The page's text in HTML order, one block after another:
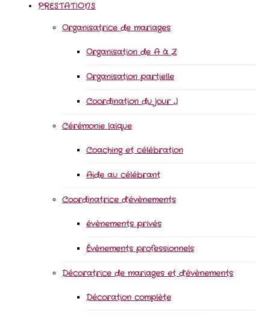
PRESTATIONS
Organisatrice de mariages
Organisation de A à Z
Organisation partielle
Coordination du jour J
Cérémonie laïque
Coaching et célébration
Aide au célébrant
Coordinatrice d’évènements
évènements privés
Évènements professionnels
Décoratrice de mariages et d’évènements
Décoration complète